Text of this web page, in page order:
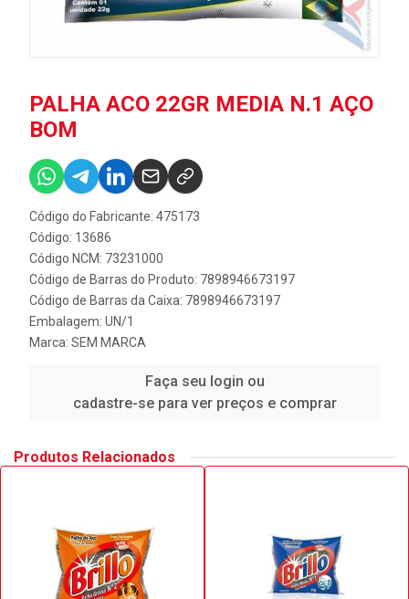
PALHA ACO 22GR MEDIA N.1 AÇO
BOM
Código do Fabricante: 475173
Código: 13686
Código NCM: 73231000
Código de Barras do Produto: 7898946673197
Código de Barras da Caixa: 7898946673197
Embalagem: UN/1
Marca: SEM MARCA
Faça seu login ou
cadastre-se para ver preços e comprar
Produtos Relacionados